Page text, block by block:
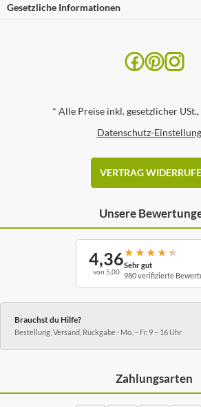
Gesetzliche Informationen
* Alle Preise inkl. gesetzlicher USt.,
Datenschutz-
VERTRAG
Unsere
4,36
von 5,00
★ ★ ★ ★ ★
Sehr gut
980 verifizierte
Brauchst du Hilfe?
Bestellung, Versand, Rückgabe · Mo. – Fr. 9 – 16 Uhr
Zahlungsarten